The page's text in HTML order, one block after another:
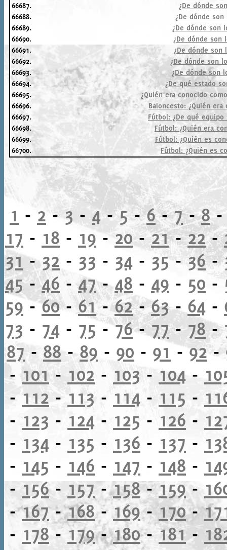
66687.
¿De dónde
66688.
¿De dónde son
66689.
¿De dónde son
66690.
¿De dónde son
66691.
¿De dónde son
66692.
¿De dónde son
66693.
¿De dónde son
66694.
¿De qué estado
66695.
¿Quién era conocido
66696.
Baloncesto: ¿Quién
66697.
Fútbol: ¿De qué
66698.
Fútbol: ¿Quién era
66699.
Fútbol: ¿Quién es
66700.
Fútbol: ¿Quién es
1 - 2-3 - 4-5-6-7-8
17 - 18 - 19-20-21-22-
31-32 - 33 - 34 - 35-36-
45-46-47-48 - 49 - 50 -
59 -60-61-62-63- 64 -
73 - 74 - 75 -76-77-78-
87 - 88 - 89 - 90 - 91 -92-
-101- 102 - 103- 104 -
- 112-113 - 114 - 115 -
- 123 - 124 - 125 - 126 -
- 134 - 135 - 136 - 137 -
- 145 - 146 - 147 - 148 -
-156-157-158-159-
-167-168-169-170-
- 178 - 179-180-181-